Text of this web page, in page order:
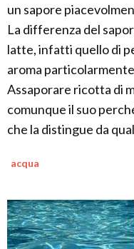
un sapore
La differenza del
latte, infatti quello di
aroma
Assaporare ricotta di
comunque il suo
che la distingue da
acqua